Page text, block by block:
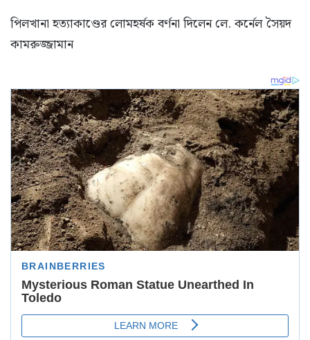
পিলখানা হত্যাকাণ্ডের লোমহর্ষক বর্ণনা দিলেন লে. কর্নেল সৈয়দ
কামরুজ্জামান